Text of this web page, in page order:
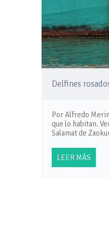
Delfines
Por Alfredo
que lo habitan.
Salamat de
LEER MÁS